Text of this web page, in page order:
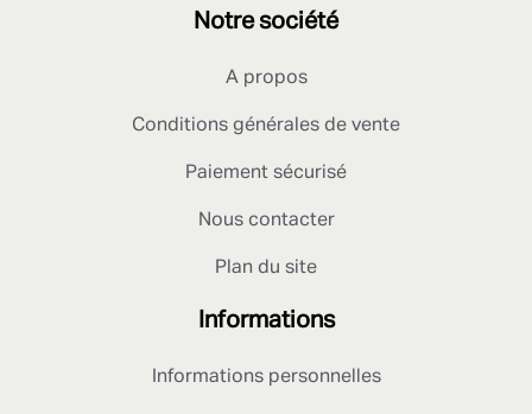
Notre société
A propos
Conditions générales de vente
Paiement sécurisé
Nous contacter
Plan du site
Informations
Informations personnelles